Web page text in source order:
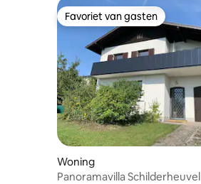
Favoriet van gasten
Favoriet van gasten
Woning
Panoramavilla Schilderheuvel